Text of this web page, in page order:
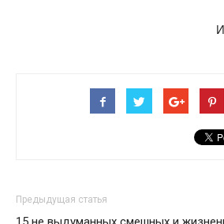
Предыдущая статья